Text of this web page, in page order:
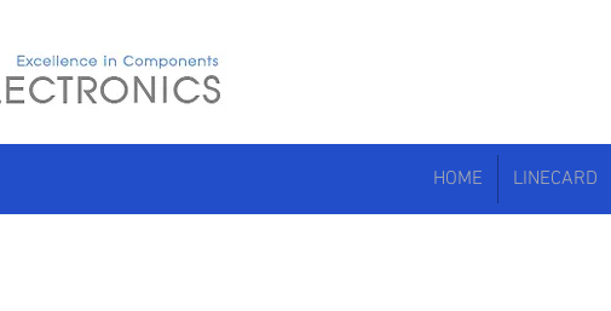
HOME LINECARD